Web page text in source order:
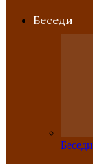
Беседи
Беседи